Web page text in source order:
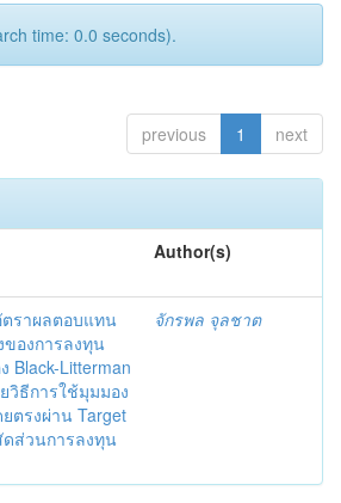
time: 0.0 seconds).
previous 1 next
Author(s)
ตราผลตอบแทน
ของการลงทุน
Black-Litterman
วิธีการใช้มุมมอง
ตรงผ่าน Target
ดส่วนการลงทุน
จักรพล จุลชาต